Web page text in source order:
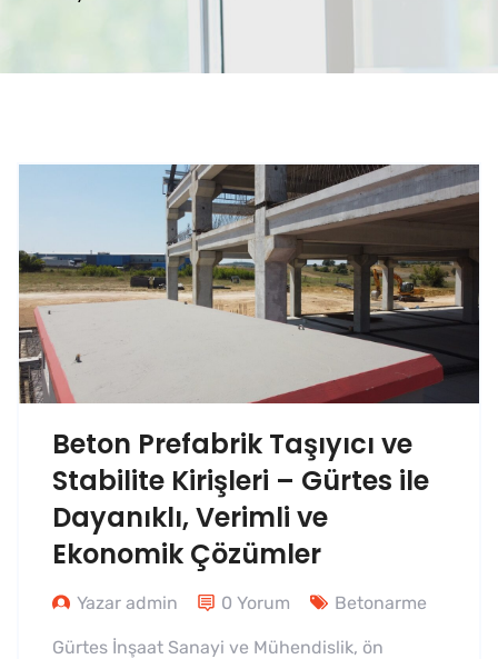
Beton Prefabrik Taşıyıcı ve
Stabilite Kirişleri – Gürtes ile
Dayanıklı, Verimli ve
Ekonomik Çözümler
Yazar admin 0 Yorum Betonarme
Gürtes İnşaat Sanayi ve Mühendislik, ön